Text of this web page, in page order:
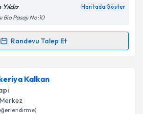
işlenmesine ilişkin
işlenmesini kabul ediyorum.
Haritada Göster
Bio Pasajı No:10
Randevu Talep Et
Talebi
için randevu takvimi talebi
uzmandan randevu almanız için bir
e-posta ile bilgilendireceğiz.
Kalkan